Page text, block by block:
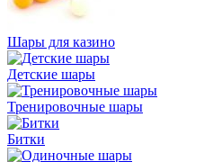
Шары для казино
Детские шары
Тренировочные шары
Битки